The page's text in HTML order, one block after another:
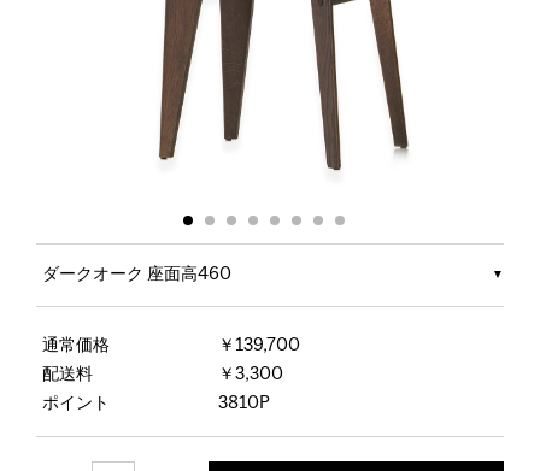
ダークオーク 座面高460
通常価格
￥139,700
配送料
￥3,300
ポイント
3810P